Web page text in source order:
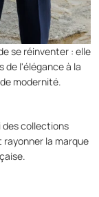
se réinventer : elle
de l'élégance à la
modernité.
des collections
la marque